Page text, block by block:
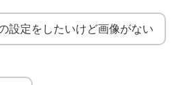
設定をしたいけど画像がない